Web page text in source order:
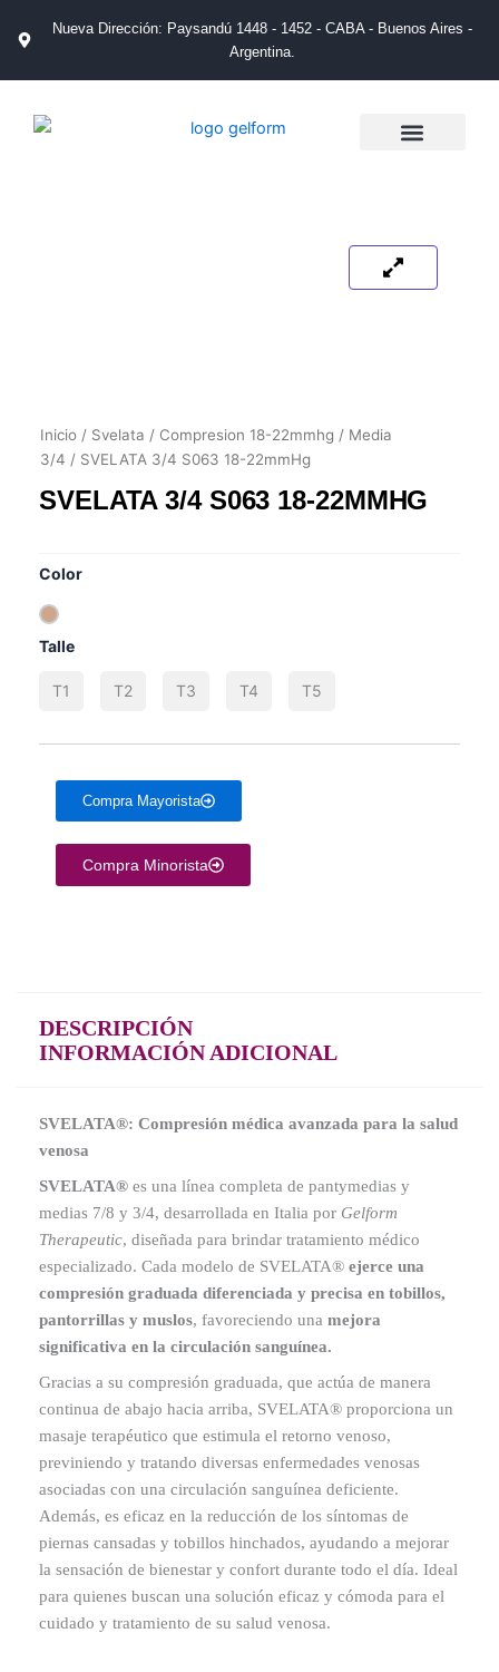
Nueva Dirección: Paysandú 1448 - 1452 - CABA - Buenos Aires -
Argentina.
Inicio / Svelata / Compresion 18-22mmhg / Media
3/4 / SVELATA 3/4 S063 18-22mmHg
SVELATA 3/4 S063 18-22MMHG
Color
Talle
T1 T2 T3 T4 T5
Compra Mayorista
Compra Minorista
DESCRIPCIÓN
INFORMACIÓN ADICIONAL
SVELATA®: Compresión médica avanzada para la salud
venosa
SVELATA® es una línea completa de pantymedias y
medias 7/8 y 3/4, desarrollada en Italia por Gelform
Therapeutic, diseñada para brindar tratamiento médico
especializado. Cada modelo de SVELATA® ejerce una
compresión graduada diferenciada y precisa en tobillos,
pantorrillas y muslos, favoreciendo una mejora
significativa en la circulación sanguínea.
Gracias a su compresión graduada, que actúa de manera
continua de abajo hacia arriba, SVELATA® proporciona un
masaje terapéutico que estimula el retorno venoso,
previniendo y tratando diversas enfermedades venosas
asociadas con una circulación sanguínea deficiente.
Además, es eficaz en la reducción de los síntomas de
piernas cansadas y tobillos hinchados, ayudando a mejorar
la sensación de bienestar y confort durante todo el día. Ideal
para quienes buscan una solución eficaz y cómoda para el
cuidado y tratamiento de su salud venosa.